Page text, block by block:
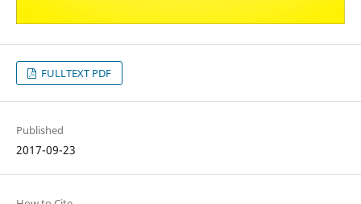
FULLTEXT PDF
Published
2017-09-23